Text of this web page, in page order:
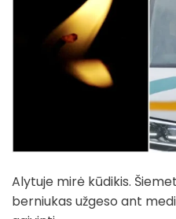
Alytuje mirė kūdikis.
berniukas užgeso ant